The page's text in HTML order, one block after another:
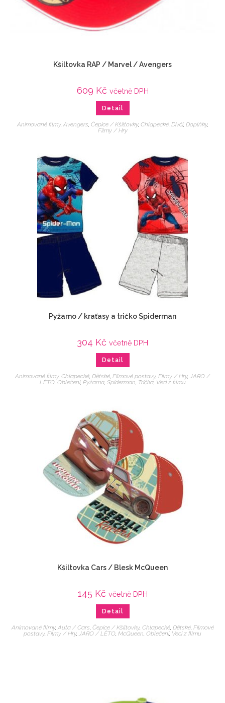
Kšiltovka RAP / Marvel / Avengers
609 Kč včetně DPH
Detail
Animované filmy, Avengers, Čepice / Kšiltovky, Chlapecké, Dívčí, Doplňky,
Filmy / Hry
Pyžamo / kraťasy a tričko Spiderman
304 Kč včetně DPH
Detail
Animované filmy, Chlapecké, Dětské, Filmové postavy, Filmy / Hry, JARO /
LÉTO, Oblečení, Pyžama, Spiderman, Trička, Veci z filmu
Kšiltovka Cars / Blesk McQueen
145 Kč včetně DPH
Detail
Animované filmy, Auta / Cars, Čepice / Kšiltovky, Chlapecké, Dětské, Filmové
postavy, Filmy / Hry, JARO / LÉTO, McQueen, Oblečení, Veci z filmu